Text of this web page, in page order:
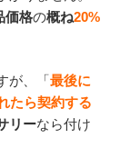
価格の概ね20%
が、「最後に
たら契約する
リーなら付け